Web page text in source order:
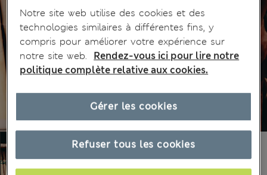
Notre site web utilise des cookies et des
technologies similaires à différentes fins, y
compris pour améliorer votre expérience sur
notre site web.
Rendez-vous ici pour lire notre
politique complète relative aux cookies.
Refuser tous les cookies
Gérer les cookies